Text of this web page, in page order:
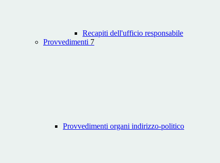
Recapiti dell'ufficio responsabile
Provvedimenti 7
Provvedimenti organi indirizzo-politico